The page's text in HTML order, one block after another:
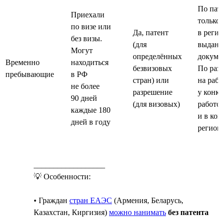
Временно
пребывающие
Приехали
по визе или
без визы.
Могут
находиться
в РФ
не более
90 дней
каждые 180
дней в году
Да, патент
(для
определённых
безвизовых
стран) или
разрешение
(для визовых)
По
только
в
выдан
По
на
у
и в
💡 Особенности:
• Граждан стран ЕАЭС (Армения, Беларусь,
Казахстан, Киргизия) можно нанимать без патента